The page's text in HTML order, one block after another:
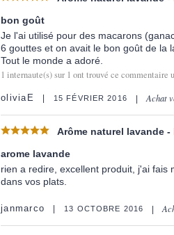
bon goût
Je l'ai utilisé pour des macarons
6 gouttes et on avait le bon goût de la
Tout le monde a adoré.
1 internaute(s) sur 1 ont trouvé ce commentaire
oliviaE 15 FÉVRIER 2016 Achat
Arôme naturel lavande
arome lavande
rien a redire, excellent produit, j'ai fais
dans vos plats.
janmarco 13 OCTOBRE 2016